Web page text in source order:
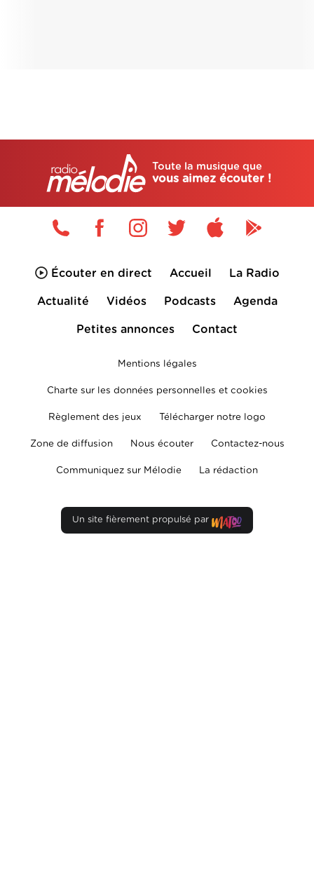
Toute la musique que
vous aimez écouter !
Écouter en direct Accueil La Radio
Actualité Vidéos Podcasts Agenda
Petites annonces Contact
Mentions légales
Charte sur les données personnelles et cookies
Règlement des jeux Télécharger notre logo
Zone de diffusion Nous écouter Contactez-nous
Communiquez sur Mélodie La rédaction
Un site fièrement propulsé par